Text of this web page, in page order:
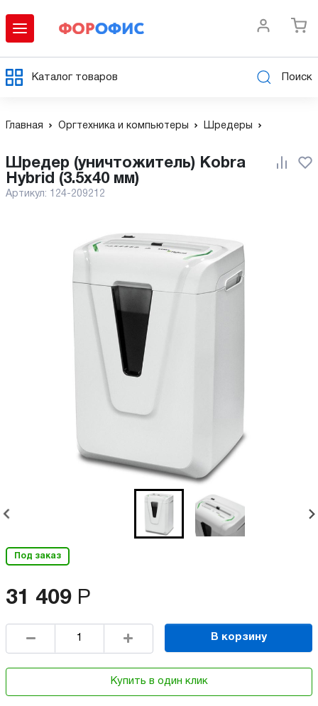
Каталог товаров Поиск
Главная Оргтехника и компьютеры Шредеры
Шредер (уничтожитель) Kobra
Hybrid (3.5x40 мм)
Артикул: 124-209212
Под заказ
31 409 Р
В корзину
Купить в один клик